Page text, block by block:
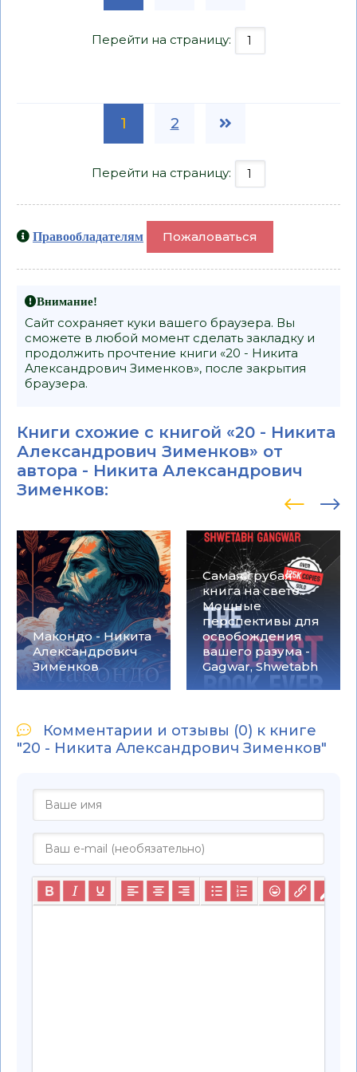
Перейти на страницу:
1 2
Перейти на страницу:
Правообладателям Пожаловаться
Внимание!
Сайт сохраняет куки вашего браузера. Вы
сможете в любой момент сделать закладку и
продолжить прочтение книги «20 - Никита
Александрович Зименков», после закрытия
браузера.
Книги схожие с книгой «20 - Никита
Александрович Зименков» от
автора - Никита Александрович
Зименков:
Макондо - Никита
Александрович
Зименков
Самая грубая
книга на свете.
Мощные
перспективы для
освобождения
вашего разума -
Gagwar, Shwetabh
Комментарии и отзывы (0) к книге
"20 - Никита Александрович Зименков"